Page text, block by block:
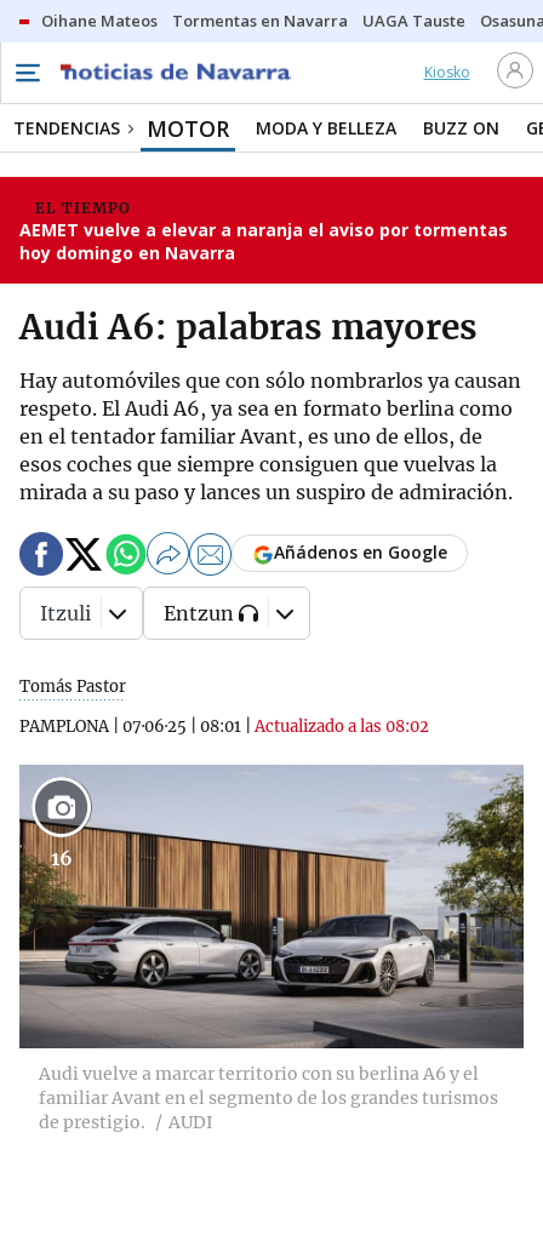
Oihane Mateos Tormentas en Navarra UAGA Tauste
Kiosko
TENDENCIAS MOTOR MODA Y BELLEZA BUZZ ON
EL TIEMPO
AEMET vuelve a elevar a naranja el aviso por tormentas
hoy domingo en Navarra
Audi A6: palabras mayores
Hay automóviles que con sólo nombrarlos ya causan
respeto. El Audi A6, ya sea en formato berlina como
en el tentador familiar Avant, es uno de ellos, de
esos coches que siempre consiguen que vuelvas la
mirada a su paso y lances un suspiro de admiración.
Tomás Pastor
PAMPLONA| 07·06·25 08:01 |Actualizado a las 08:02
Añádenos en Google
Itzuli Entzun
16
Audi vuelve a marcar territorio con su berlina A6 y el
familiar Avant en el segmento de los grandes turismos
de prestigio.
AUDI